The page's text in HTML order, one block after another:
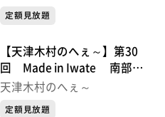
定額見放題
【天津木村のへぇ～】第30
回 Made in Iwate 南部鉄
器シリーズ⑤
天津木村のへぇ～
定額見放題